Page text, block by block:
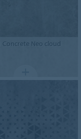
Concrete Neo cloud